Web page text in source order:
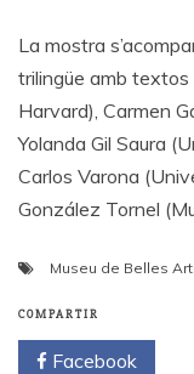
La mostra
trilingüe amb
Harvard), Carmen
Yolanda Gil Saura
Carlos Varona
González Tornel
Museu de Belles
COMPARTIR
Facebook